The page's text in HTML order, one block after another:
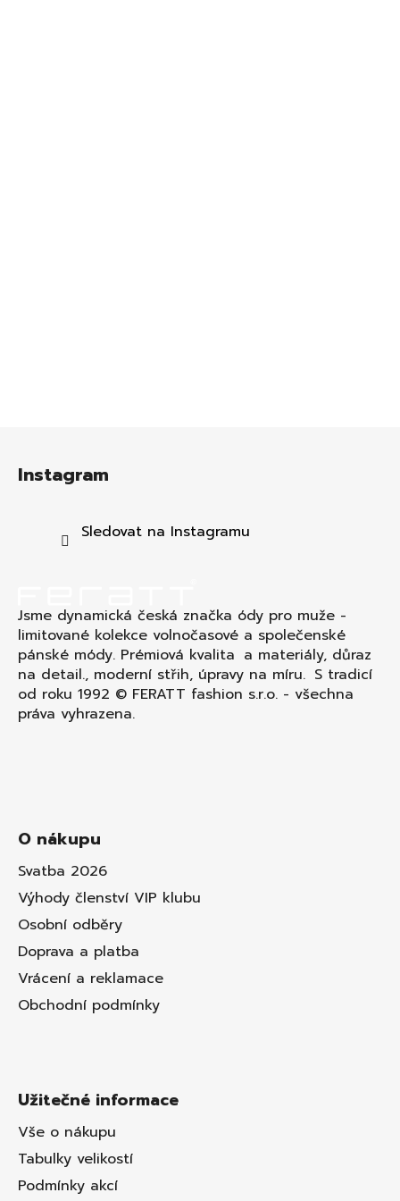
Instagram
Sledovat na Instagramu
Jsme dynamická česká značka ódy pro muže -
limitované kolekce volnočasové a společenské
pánské módy. Prémiová kvalita a materiály, důraz
na detail., moderní střih, úpravy na míru. S tradicí
od roku 1992 © FERATT fashion s.r.o. - všechna
práva vyhrazena.
O nákupu
Svatba 2026
Výhody členství VIP klubu
Osobní odběry
Doprava a platba
Vrácení a reklamace
Obchodní podmínky
Užitečné informace
Vše o nákupu
Tabulky velikostí
Podmínky akcí